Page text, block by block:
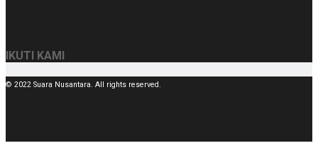
IKUTI KAMI
© 2022 Suara Nusantara. All rights reserved.